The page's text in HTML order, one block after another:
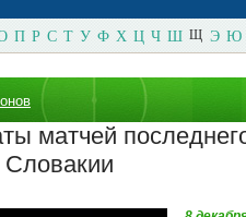
П Р С Т У Ф Х Ц Ч Ш Щ Э Ю
матчей